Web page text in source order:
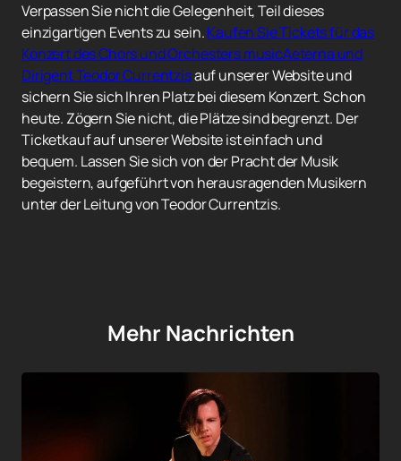
Verpassen Sie nicht die Gelegenheit, Teil dieses
einzigartigen Events zu sein.Kaufen Sie Tickets für das
Konzert des Chors und Orchesters musicAeterna und
Dirigent Teodor Currentzisauf unserer Website und
sichern Sie sich Ihren Platz bei diesem Konzert. Schon
heute. Zögern Sie nicht, die Plätze sind begrenzt. Der
Ticketkauf auf unserer Website ist einfach und
bequem. Lassen Sie sich von der Pracht der Musik
begeistern, aufgeführt von herausragenden Musikern
unter der Leitung von Teodor Currentzis.
Mehr Nachrichten